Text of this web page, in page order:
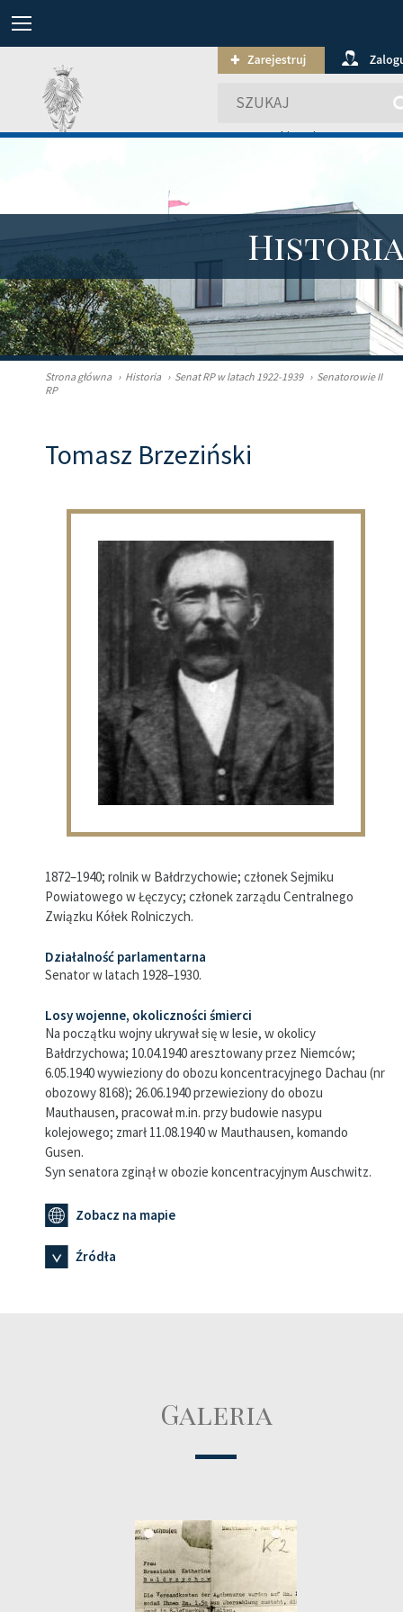
wyszukiwanie
Strona główna › Historia › Senat RP w latach 1922-1939 › Senatorowie II
RP
Tomasz Brzeziński
1872–1940; rolnik w Bałdrzychowie; członek Sejmiku
Powiatowego w Łęczycy; członek zarządu Centralnego
Związku Kółek Rolniczych.
Działalność parlamentarna
Senator w latach 1928–1930.
Losy wojenne, okoliczności śmierci
Na początku wojny ukrywał się w lesie, w okolicy
Bałdrzychowa; 10.04.1940 aresztowany przez Niemców;
6.05.1940 wywieziony do obozu koncentracyjnego Dachau (nr
obozowy 8168); 26.06.1940 przewieziony do obozu
Mauthausen, pracował m.in. przy budowie nasypu
kolejowego; zmarł 11.08.1940 w Mauthausen, komando
Gusen.
Syn senatora zginął w obozie koncentracyjnym Auschwitz.
Zobacz na mapie
Źródła
Galeria